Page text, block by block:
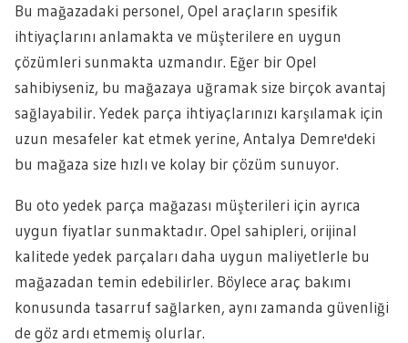
Bu mağazadaki personel, Opel araçların spesifik
ihtiyaçlarını anlamakta ve müşterilere en uygun
çözümleri sunmakta uzmandır. Eğer bir Opel
sahibiyseniz, bu mağazaya uğramak size birçok avantaj
sağlayabilir. Yedek parça ihtiyaçlarınızı karşılamak için
uzun mesafeler kat etmek yerine, Antalya Demre'deki
bu mağaza size hızlı ve kolay bir çözüm sunuyor.
Bu oto yedek parça mağazası müşterileri için ayrıca
uygun fiyatlar sunmaktadır. Opel sahipleri, orijinal
kalitede yedek parçaları daha uygun maliyetlerle bu
mağazadan temin edebilirler. Böylece araç bakımı
konusunda tasarruf sağlarken, aynı zamanda güvenliği
de göz ardı etmemiş olurlar.